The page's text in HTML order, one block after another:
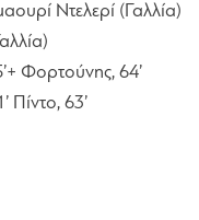
Ντελερί (Γαλλία)
Φορτούνης, 64’
Πίντο, 63’